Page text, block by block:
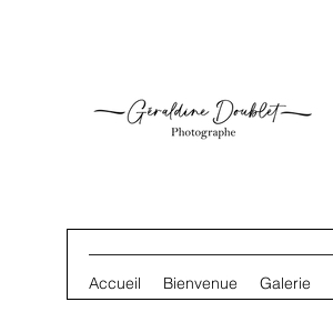
Accueil Bienvenue Galerie